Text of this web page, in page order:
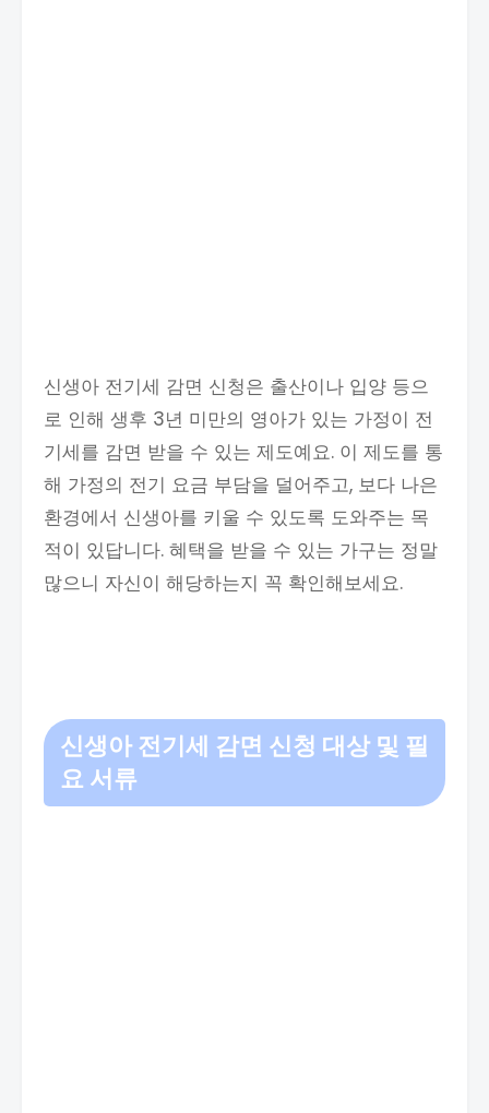
신생아 전기세 감면 신청은 출산이나 입양 등으
로 인해 생후 3년 미만의 영아가 있는 가정이 전
기세를 감면 받을 수 있는 제도예요. 이 제도를 통
해 가정의 전기 요금 부담을 덜어주고, 보다 나은
환경에서 신생아를 키울 수 있도록 도와주는 목
적이 있답니다. 혜택을 받을 수 있는 가구는 정말
많으니 자신이 해당하는지 꼭 확인해보세요.
신생아 전기세 감면 신청 대상 및 필
요 서류